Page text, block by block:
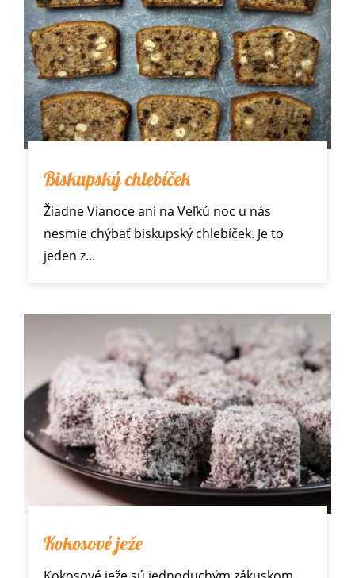
Biskupský chlebíček
ŽiadneVianoceani na Veľkú noc u nás
nesmie chýbať biskupský chlebíček. Je to
jeden z…
Kokosové ježe